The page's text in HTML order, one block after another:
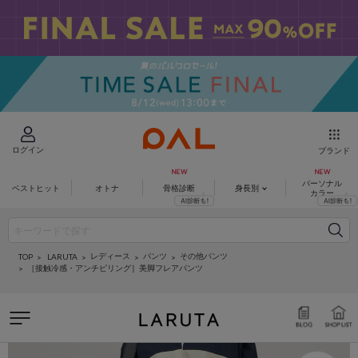
ログイン ブランド
ベストヒット オトナ 骨格診断 身長別
パーソナル
カラー
TOP LARUTA レディース パンツ
その他パンツ
［接触冷感・アンチピリング］美脚フレアパンツ